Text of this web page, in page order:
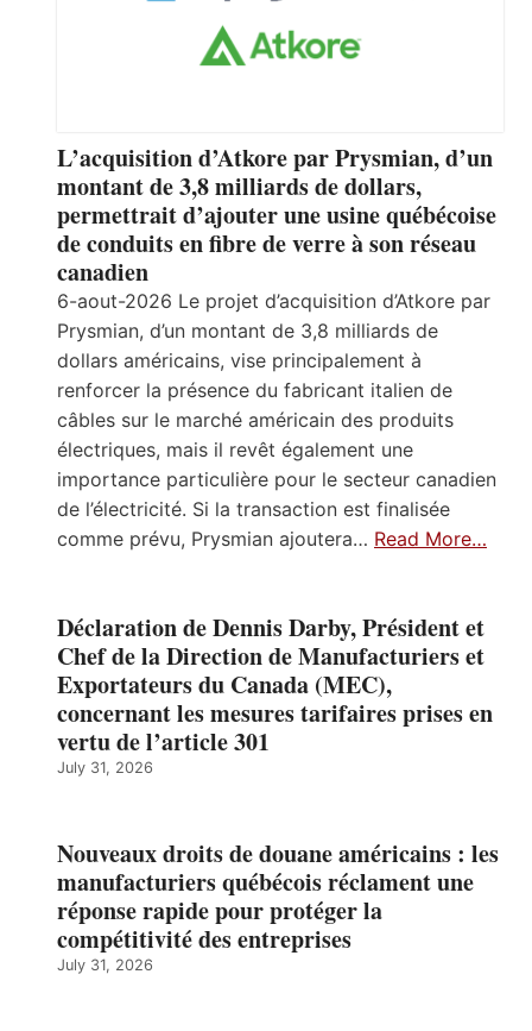
L’acquisition d’Atkore par Prysmian, d’un
montant de 3,8 milliards de dollars,
permettrait d’ajouter une usine québécoise
de conduits en fibre de verre à son réseau
canadien
6-aout-2026 Le projet d’acquisition d’Atkore par
Prysmian, d’un montant de 3,8 milliards de
dollars américains, vise principalement à
renforcer la présence du fabricant italien de
câbles sur le marché américain des produits
électriques, mais il revêt également une
importance particulière pour le secteur canadien
de l’électricité. Si la transaction est finalisée
comme prévu, Prysmian ajoutera… Read More…
Déclaration de Dennis Darby, Président et
Chef de la Direction de Manufacturiers et
Exportateurs du Canada (MEC),
concernant les mesures tarifaires prises en
vertu de l’article 301
July 31, 2026
Nouveaux droits de douane américains : les
manufacturiers québécois réclament une
réponse rapide pour protéger la
compétitivité des entreprises
July 31, 2026